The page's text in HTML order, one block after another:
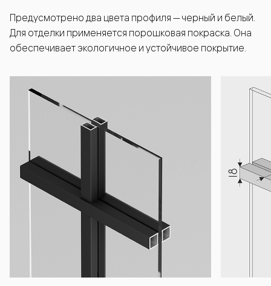
Предусмотрено два цвета профиля — черный и белый.
Для отделки применяется порошковая покраска. Она
обеспечивает экологичное и устойчивое покрытие.